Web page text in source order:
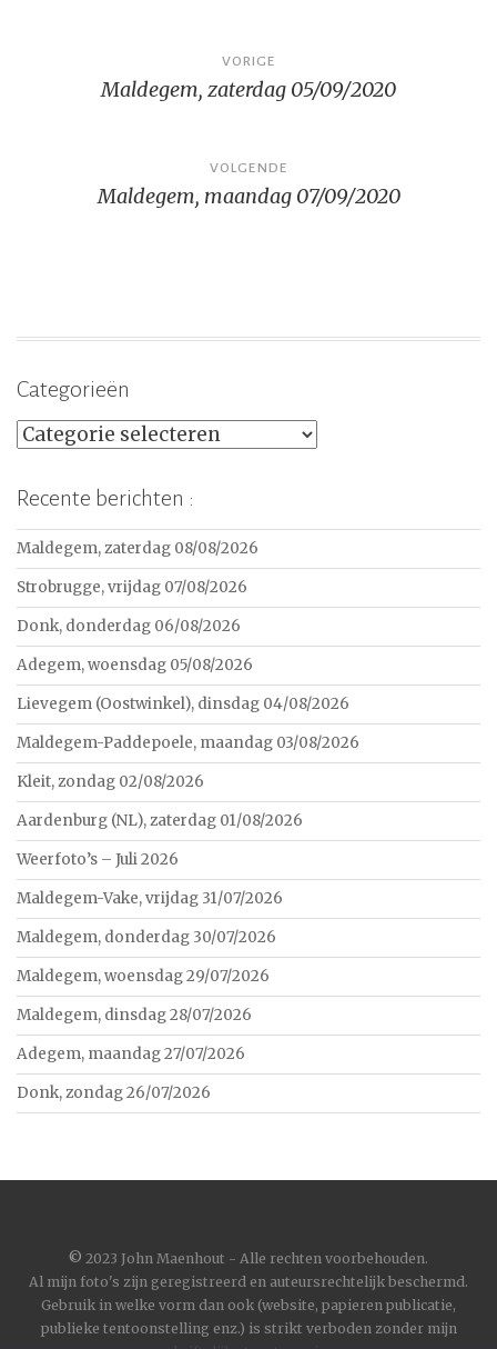
navigatie
VORIGE
Maldegem, zaterdag 05/09/2020
VOLGENDE
Maldegem, maandag 07/09/2020
Categorieën
Categorieën
Recente berichten :
Maldegem, zaterdag 08/08/2026
Strobrugge, vrijdag 07/08/2026
Donk, donderdag 06/08/2026
Adegem, woensdag 05/08/2026
Lievegem (Oostwinkel), dinsdag 04/08/2026
Maldegem-Paddepoele, maandag 03/08/2026
Kleit, zondag 02/08/2026
Aardenburg (NL), zaterdag 01/08/2026
Weerfoto’s – Juli 2026
Maldegem-Vake, vrijdag 31/07/2026
Maldegem, donderdag 30/07/2026
Maldegem, woensdag 29/07/2026
Maldegem, dinsdag 28/07/2026
Adegem, maandag 27/07/2026
Donk, zondag 26/07/2026
© 2023 John Maenhout - Alle rechten voorbehouden.
Al mijn foto's zijn geregistreerd en auteursrechtelijk beschermd.
Gebruik in welke vorm dan ook (website, papieren publicatie,
publieke tentoonstelling enz.) is strikt verboden zonder mijn